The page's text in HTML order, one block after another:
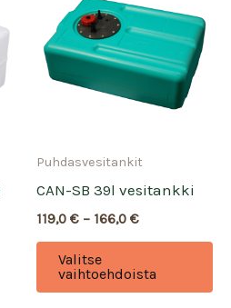
Puhdasvesitankit
CAN-SB 39l vesitankki
119,0 € – 166,0 €Hintaluokka:
166,0 €
Valitse
vaihtoehdoista
on